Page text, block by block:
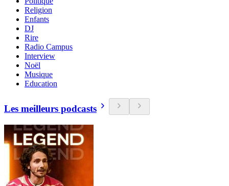
Religion
Enfants
DJ
Rire
Radio Campus
Interview
Noël
Musique
Education
Les meilleurs podcasts